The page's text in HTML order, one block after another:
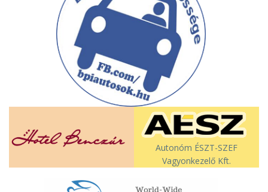
Autonóm ÉSZT-SZEF
Vagyonkezelő Kft.